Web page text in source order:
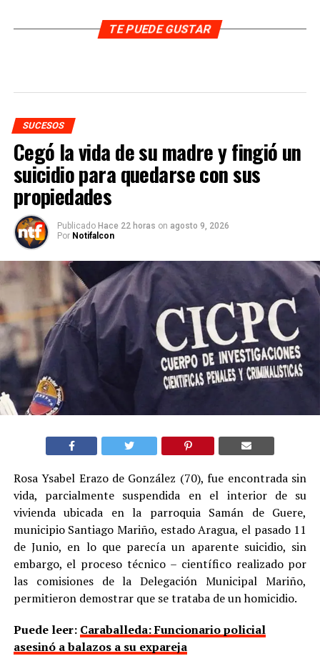
TE PUEDE GUSTAR
SUCESOS
Cegó la vida de su madre y fingió un
suicidio para quedarse con sus
propiedades
Publicado Hace 22 horas on agosto 9, 2026
Por Notifalcon
Rosa Ysabel Erazo de González (70), fue encontrada sin
vida, parcialmente suspendida en el interior de su
vivienda ubicada en la parroquia Samán de Guere,
municipio Santiago Mariño, estado Aragua, el pasado 11
de Junio, en lo que parecía un aparente suicidio, sin
embargo, el proceso técnico – científico realizado por
las comisiones de la Delegación Municipal Mariño,
permitieron demostrar que se trataba de un homicidio.
Puede leer: Caraballeda: Funcionario policial
asesinó a balazos a su expareja